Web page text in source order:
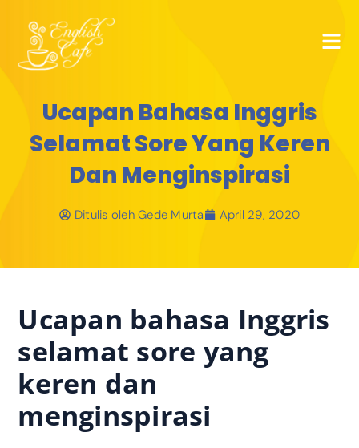
Ucapan Bahasa Inggris
Selamat Sore Yang Keren
Dan Menginspirasi
Ditulis olehGede Murta April 29, 2020
Ucapan bahasa Inggris
selamat sore yang
keren dan
menginspirasi